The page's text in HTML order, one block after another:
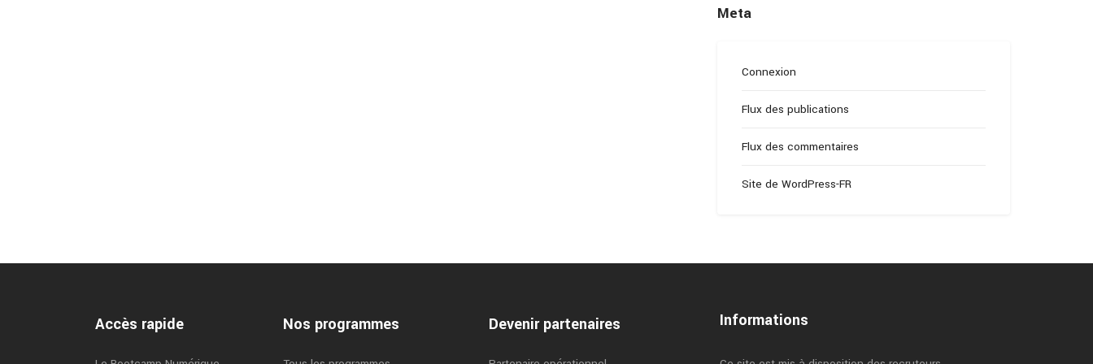
Meta
Connexion
Flux des publications
Flux des commentaires
Site de WordPress-FR
Accès rapide Nos programmes Devenir partenaires Informations